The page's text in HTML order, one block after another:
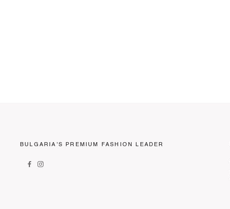
BULGARIA'S PREMIUM FASHION LEADER